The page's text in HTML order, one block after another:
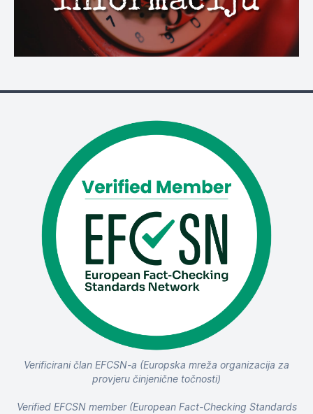
Verificirani član EFCSN-a (Europska mreža organizacija za
provjeru činjenične točnosti)
Verified EFCSN member (European Fact-Checking Standards